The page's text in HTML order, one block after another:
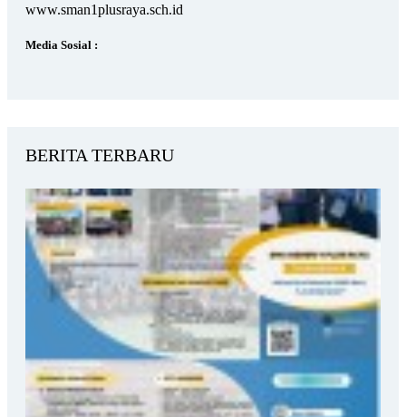
www.sman1plusraya.sch.id
Media Sosial :
BERITA TERBARU